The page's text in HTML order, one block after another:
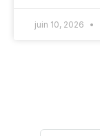
juin 10, 2026